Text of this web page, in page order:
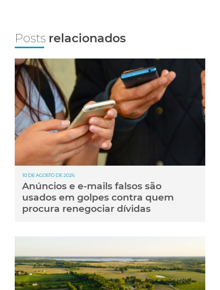
Posts relacionados
10 DE AGOSTO DE 2026
Anúncios e e-mails falsos são
usados em golpes contra quem
procura renegociar dívidas